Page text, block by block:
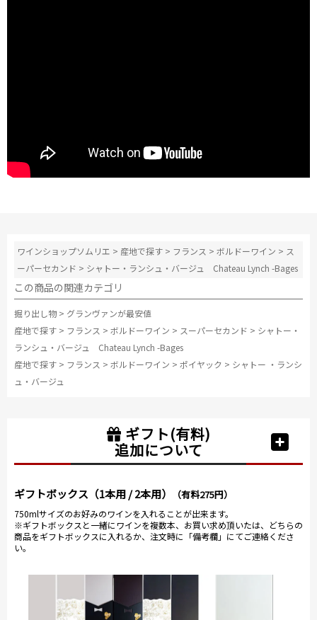
ワインショップソムリエ > 産地で探す > フランス >ボルドーワイン > ス
ーパーセカンド > シャトー・ランシュ・バージュ Chateau Lynch -Bages
この商品の関連カテゴリ
掘り出し物 > グランヴァンが最安値
産地で探す > フランス > ボルドーワイン > スーパーセカンド > シャトー・
ランシュ・バージュ Chateau Lynch -Bages
産地で探す > フランス > ボルドーワイン > ポイヤック > シャトー ・ランシ
ュ・バージュ
ギフト(有料)
追加について
ギフトボックス（1本用 / 2本用） （有料275円）
750mlサイズのお好みのワインを入れることが出来ます。
※ギフトボックスと一緒にワインを複数本、お買い求め頂いたは、どちらの
商品をギフトボックスに入れるか、注文時に「備考欄」にてご連絡くださ
い。